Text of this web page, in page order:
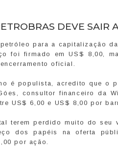
DEVE SAIR
para a capitalização
foi firmado em US$ 8,00,
oficial.
é populista, acredito que o
consultor financeiro da
US$ 6,00 e US$ 8,00 por
terem perdido muito do seu
dos papéis na oferta
por ação.